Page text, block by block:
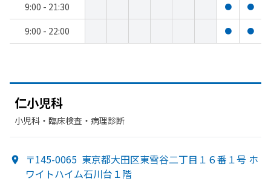
9:00 - 21:30
● ●
9:00 - 22:00 ● ●
仁小児科
小児科・​臨床検査・病理診断
〒145-0065 東京都大田区東雪谷二丁目１６番１号 ホ
ワイトハイム石川台１階